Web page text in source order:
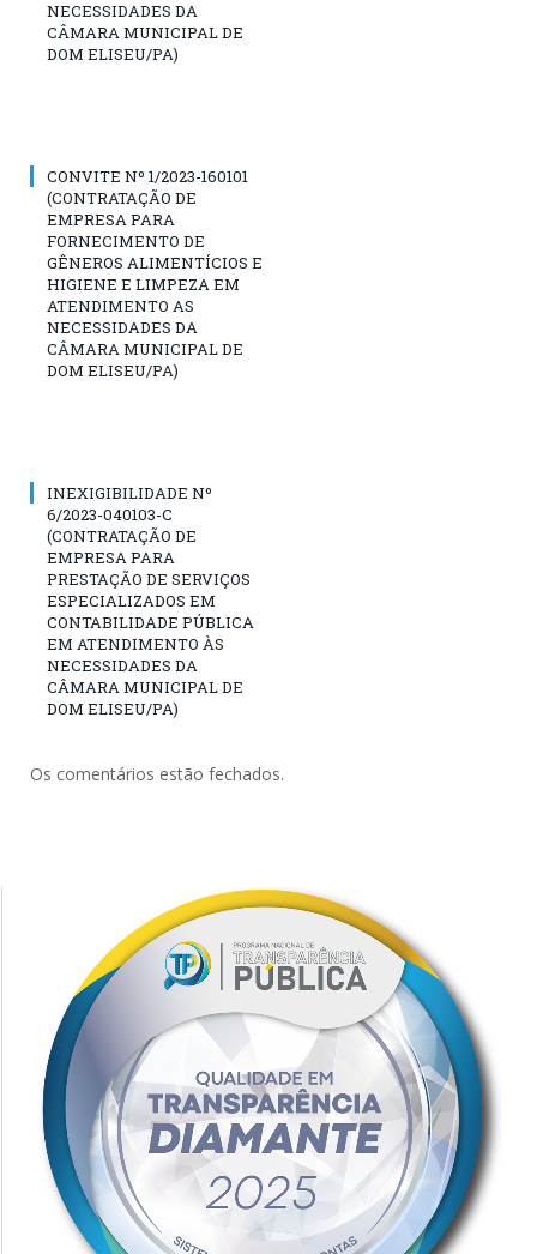
NECESSIDADES DA
CÂMARA MUNICIPAL DE
DOM ELISEU/PA)
CONVITE Nº 1/2023-160101
(CONTRATAÇÃO DE
EMPRESA PARA
FORNECIMENTO DE
GÊNEROS ALIMENTÍCIOS E
HIGIENE E LIMPEZA EM
ATENDIMENTO AS
NECESSIDADES DA
CÂMARA MUNICIPAL DE
DOM ELISEU/PA)
INEXIGIBILIDADE Nº
6/2023-040103-C
(CONTRATAÇÃO DE
EMPRESA PARA
PRESTAÇÃO DE SERVIÇOS
ESPECIALIZADOS EM
CONTABILIDADE PÚBLICA
EM ATENDIMENTO ÀS
NECESSIDADES DA
CÂMARA MUNICIPAL DE
DOM ELISEU/PA)
Os comentários estão fechados.